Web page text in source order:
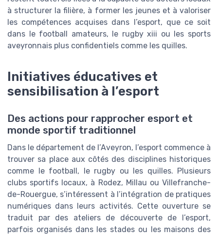
à structurer la filière, à former les jeunes et à valoriser
les compétences acquises dans l’esport, que ce soit
dans le football amateurs, le rugby xiii ou les sports
aveyronnais plus confidentiels comme les quilles.
Initiatives éducatives et
sensibilisation à l’esport
Des actions pour rapprocher esport et
monde sportif traditionnel
Dans le département de l’Aveyron, l’esport commence à
trouver sa place aux côtés des disciplines historiques
comme le football, le rugby ou les quilles. Plusieurs
clubs sportifs locaux, à Rodez, Millau ou Villefranche-
de-Rouergue, s’intéressent à l’intégration de pratiques
numériques dans leurs activités. Cette ouverture se
traduit par des ateliers de découverte de l’esport,
parfois organisés dans les stades ou les maisons des